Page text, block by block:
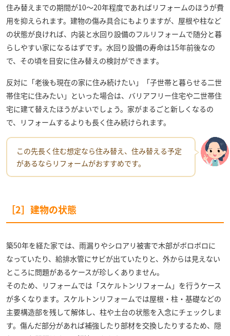
住み替えまでの期間が10～20年程度であればリフォームのほうが費
用を抑えられます。建物の傷み具合にもよりますが、屋根や柱など
の状態が良ければ、内装と水回り設備のフルリフォームで随分と暮
らしやすい家になるはずです。水回り設備の寿命は15年前後なの
で、その頃を目安に住み替えの検討ができます。
反対に「老後も現在の家に住み続けたい」「子世帯と暮らせる二世
帯住宅に住みたい」といった場合は、バリアフリー住宅や二世帯住
宅に建て替えたほうがよいでしょう。家がまるごと新しくなるの
で、リフォームするよりも長く住み続けられます。
この先長く住む想定なら住み替え、住み替える予定
があるならリフォームがおすすめです。
［2］建物の状態
築50年を経た家では、雨漏りやシロアリ被害で木部がボロボロに
なっていたり、給排水管にサビが出ていたりと、外からは見えない
ところに問題があるケースが珍しくありません。
そのため、リフォームでは「スケルトンリフォーム」を行うケース
が多くなります。スケルトンリフォームでは屋根・柱・基礎などの
主要構造部を残して解体し、柱や土台の状態を入念にチェックしま
す。傷んだ部分があれば補強したり部材を交換したりするため、隠